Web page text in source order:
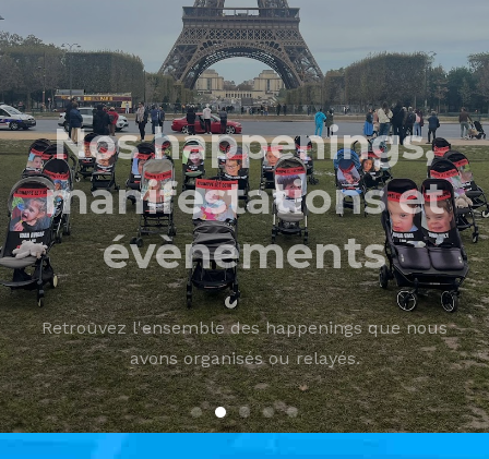
évènements
Retrouvez l'ensemble des happenings que nous
avons organisés ou relayés.
VOIR LES HAPPENINGS, MANIFESTATIONS ET
ÉVÈNEMENTS